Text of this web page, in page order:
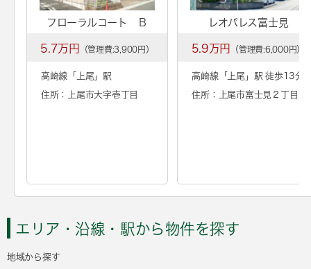
フローラルコート Ｂ
5.7万円 （管理費:3,900円）
高崎線「 上尾 」駅
住所：上尾市大字壱丁目
レオパレス富士見
5.9万円 （管理費:6,000円）
高崎線「 上尾 」駅 徒歩13分
住所：上尾市富士見２丁目
エリア・沿線・駅から物件を探す
地域から探す